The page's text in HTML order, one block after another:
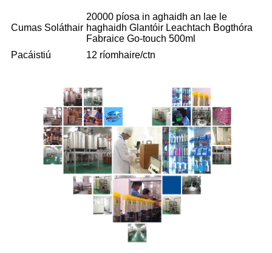
Cumas Soláthair
20000 píosa in aghaidh an lae le
haghaidh Glantóir Leachtach Bogthóra
Fabraice Go-touch 500ml
Pacáistiú
12 ríomhaire/ctn